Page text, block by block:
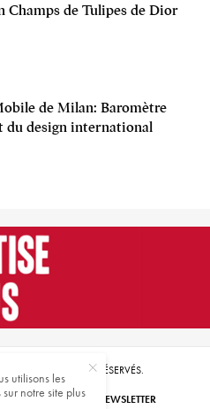
Champs de Tulipes de Dior
de Milan: Baromètre
du design international
TOUS DROITS RÉSERVÉS.
VOUS À NOTRE NEWSLETTER
utilisons les
notre site plus